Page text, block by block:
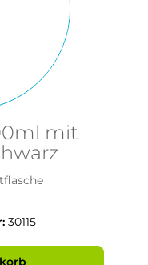
mit
30115